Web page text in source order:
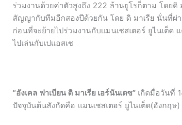
ร่วมงานด้วยค่าตัวสูงถึง 222 ล้านยูโรก็ตาม โดยดิ
สัญญากับทีมอีกสองปีด้วยกัน โดย ดิ มาเรีย นั่นที่ผ่า
ก่อนที่จะย้ายไปร่วมงานกับแมนเชสเตอร์ ยูไนเต็ด
ไปเล่นกับเปแอสเช
“อังเคล ฟาเบียน ดิ มาเรีย เอร์นันเดซ” เกิดมื่อวันที่
ปัจจุบันต้นสังกัดคือ แมนเชสเตอร์ ยูไนเต็ด(อังกฤ